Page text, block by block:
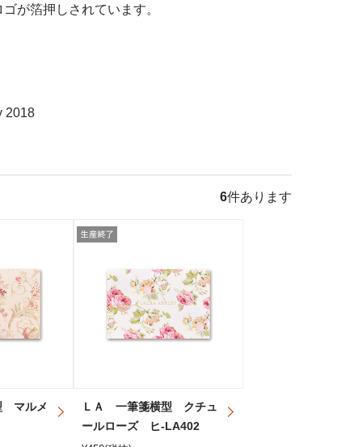
が箔押しされています。
2018
6件あります
マルメ
ＬＡ 一筆箋横型 クチュ
ールローズ ヒ-LA402